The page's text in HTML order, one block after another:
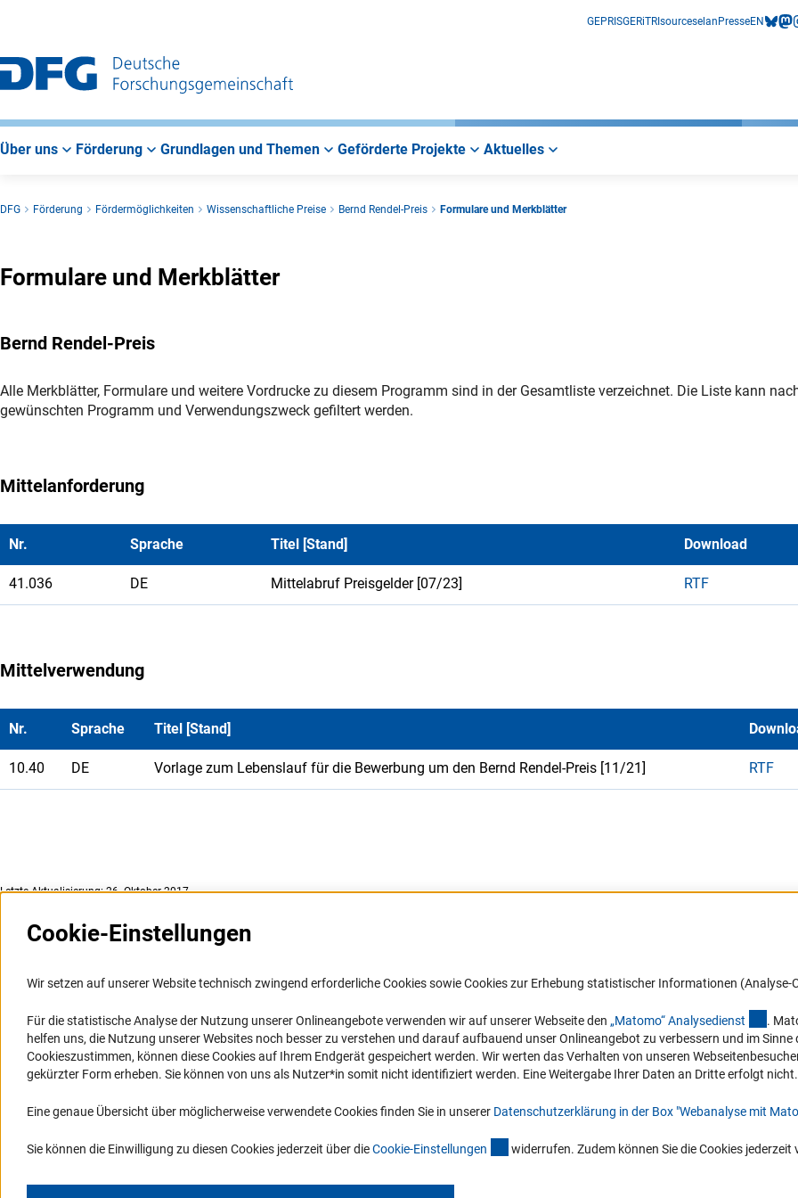
GEPRISGERiTRIsourceselan PresseEN
Über uns Förderung Grundlagen und Themen Geförderte Projekte Aktuelles
DFG Förderung Fördermöglichkeiten Wissenschaftliche Preise Bernd Rendel-Preis Formulare und Merkblätter
Formulare und Merkblätter
Bernd Rendel-Preis
Alle Merkblätter, Formulare und weitere Vordrucke zu diesem Programm sind in der Gesamtliste verzeichnet. Die Liste kann
gewünschten Programm und Verwendungszweck gefiltert werden.
Mittelanforderung
Nr. Sprache Titel [Stand] Download
41.036 DE Mittelabruf Preisgelder [07/23] RTF
Mittelverwendung
Nr. Sprache Titel [Stand]
10.40 DE Vorlage zum Lebenslauf für die Bewerbung um den Bernd Rendel-Preis [11/21] RTF
Letzte Aktualisierung: 26. Oktober 2017
Informationssysteme
Portal Wissenschaftliche Integrität
GEPRIS
GEPRIS historisch
RIsources
FAQ
Karriere
Logo und Corporate Design
Vergabeverfahren
mit Behinderungen
Erklärung zur Barrierefreiheit
Barriere melden
in Ihr Mailpostfach oder schauen
die Ausgaben online an.
Zum Newsletter
Cookie-Einstellungen
Wir setzen auf unserer Website technisch zwingend erforderliche Cookies sowie Cookies zur Erhebung statistischer Informationen (Analyse-
Für die statistische Analyse der Nutzung unserer Onlineangebote verwenden wir auf unserer Webseite den „Matomo“ Analysedienst
.
helfen uns, die Nutzung unserer Websites noch besser zu verstehen und darauf aufbauend unser Onlineangebot zu verbessern und im
Cookieszustimmen, können diese Cookies auf Ihrem Endgerät gespeichert werden. Wir werten das Verhalten von unseren
gekürzter Form erheben. Sie können von uns als Nutzer*in somit nicht identifiziert werden. Eine Weitergabe Ihrer Daten an Dritte erfolgt nicht.
Eine genaue Übersicht über möglicherweise verwendete Cookies finden Sie in unserer Datenschutzerklärung in der Box "Webanalyse mit
Sie können die Einwilligung zu diesen Cookies jederzeit über dieCookie-Einstellungen (interner Link)
widerrufen. Zudem können Sie die Cookies